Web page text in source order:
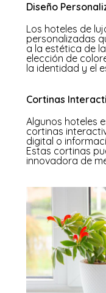
Diseño
Los hoteles de
personalizadas
a la estética de
elección de
la identidad y el
Cortinas
Algunos hoteles
cortinas
digital o
Estas cortinas
innovadora de